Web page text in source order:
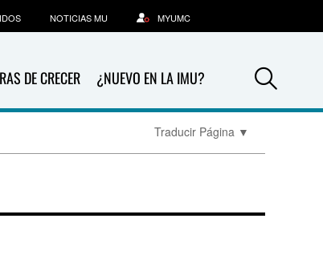
DE CRECER ¿NUEVO EN LA IMU?
NOTICIAS MU MYUMC
Traducir Página ▼